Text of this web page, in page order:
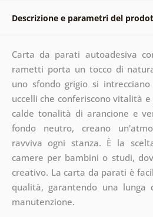
Descrizione e parametri del
Carta da parati autoadesiva
rametti porta un tocco di
uno sfondo grigio si
uccelli che conferiscono vitalità
calde tonalità di arancione e
fondo neutro, creano
ravviva ogni stanza. È la
camere per bambini o studi,
creativo. La carta da parati è
qualità, garantendo una lunga
manutenzione.